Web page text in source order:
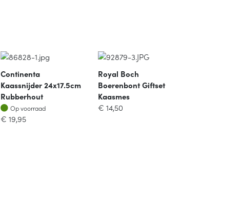
Continenta
Kaassnijder 24x17.5cm
Rubberhout
Op voorraad
Op voorraad
€ 19,95
Royal Boch
Boerenbont Giftset
Kaasmes
€ 14,50